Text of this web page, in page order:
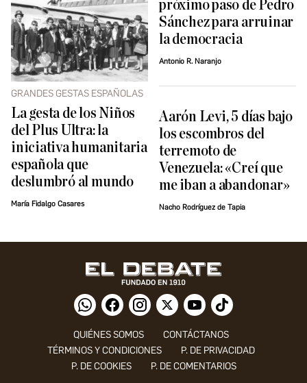
GRANDES GESTAS ESPAÑOLAS
La gesta de los Niños
del Plus Ultra: la
iniciativa humanitaria
española que
deslumbró al mundo
María Fidalgo Casares
próximo paso de Pedro
Sánchez para arruinar
la democracia
Antonio R. Naranjo
Aarón Levi, 5 días bajo
los escombros del
terremoto de
Venezuela: «Creí que
me iban a abandonar»
Nacho Rodríguez de Tapia
QUIÉNES SOMOS
CONTÁCTANOS
TÉRMINOS Y CONDICIONES
P. DE PRIVACIDAD
P. DE COOKIES
P. DE COMENTARIOS